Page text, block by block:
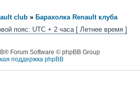
club » Барахолка Renault клуба
пояс: UTC + 2 часа [ Летнее время ]
Forum Software © phpBB Group
поддержка phpBB